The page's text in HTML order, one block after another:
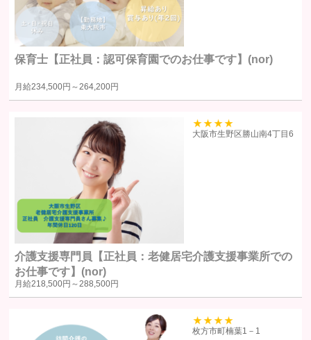
る情報を含む）のうち、利用目的の達成に必要な範囲の情報項目と
します。
提供の手段又は方法書面もしくは電磁的な方法による送付または送
信。ただし、以下の場合は、関係法令に反しない範囲で、ユーザー
の同意なく個人情報を提供することがあります。
人の生命、身体又は財産の保護のために必要がある場合であって、
本人の同意を得るのが困難であるとき
公衆衛生の向上または児童の健全な育成の推進のために特に必要が
ある場合であって、ユーザー本人の承諾を得ることが困難である場
国の機関若しくは地方公共団体またはその委託を受けた者が法令の
定める事務を遂行することに対して協力する必要がある場合で、ユ
ーザー本人の同意を得ることによりその事務の遂行に支障を及ぼす
おそれがある場合
裁判所、検察庁、警察またはこれらに準じた権限を有する機関か
ら、個人情報についての開示を求められた場合
ユーザー本人から明示的に第三者への開示または提供を求められた
保育士【正社員：認可保育園でのお仕事です】(nor)
月給234,500円～264,200円
介護支援専門員【正社員：老健居宅介護支援事業所での
お仕事です】(nor)
月給218,500円～288,500円
39
大阪市生野区勝山南4丁目6
39
枚方市町楠葉1－1